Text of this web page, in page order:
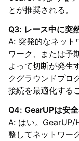
とが推奨される。
Q3: レース中に突
A: 突発的なネット
ワーク、または予
よって切断が発生
クグラウンドプロ
接続を最適化する
Q4: GearUPは安
A: はい。GearUP/
整してネットワー